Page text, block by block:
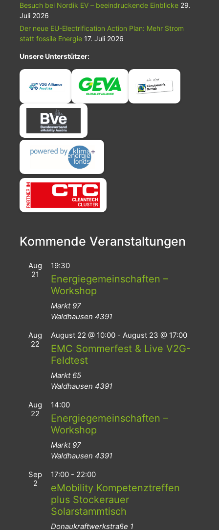
Besuch bei Nordik EV – beeindruckende Einblicke 29.
Juli 2026
Der neue EU-Electrification Action Plan: Mehr Strom
statt fossile Energie 17. Juli 2026
Unsere Unterstützer:
Kommende Veranstaltungen
Aug
21
19:30
Energiegemeinschaften –
Workshop
Markt 97
Waldhausen 4391
Aug
22
August 22 @ 10:00 - August 23 @ 17:00
EMC Sommerfest & Live V2G-
Feldtest
Markt 65
Waldhausen 4391
Aug
22
14:00
Energiegemeinschaften –
Workshop
Markt 97
Waldhausen 4391
Sep
2
17:00 - 22:00
eMobility Kompetenztreffen
plus Stockerauer
Solarstammtisch
Donaukraftwerkstraße 1